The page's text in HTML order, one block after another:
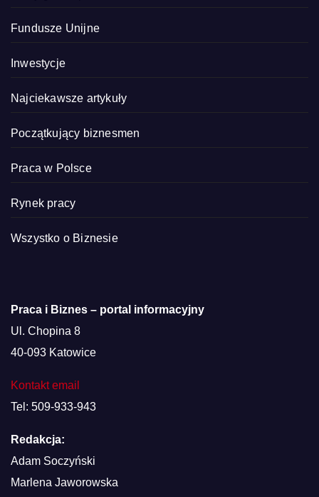
Fundusze Unijne
Inwestycje
Najciekawsze artykuły
Początkujący biznesmen
Praca w Polsce
Rynek pracy
Wszystko o Biznesie
Praca i Biznes – portal informacyjny
Ul. Chopina 8
40-093 Katowice
Kontakt email
Tel: 509-933-943
Redakcja:
Adam Soczyński
Marlena Jaworowska